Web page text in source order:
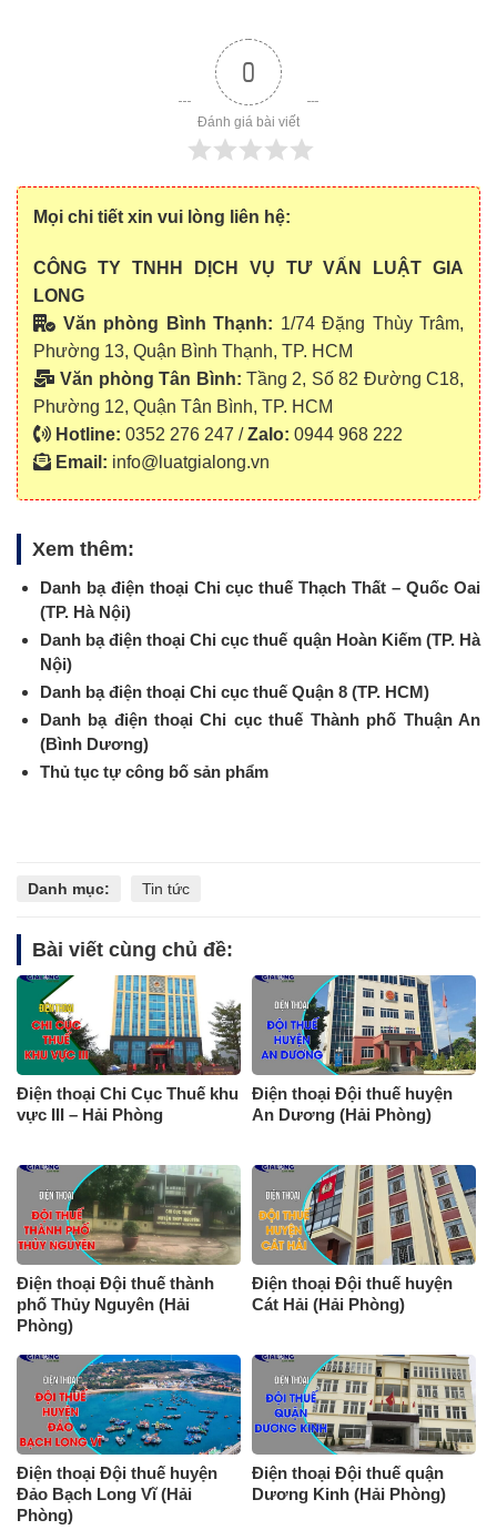
0
Đánh giá bài viết
Mọi chi tiết xin vui lòng liên hệ:
CÔNG TY TNHH DỊCH VỤ TƯ VẤN LUẬT GIA
LONG
Văn phòng Bình Thạnh: 1/74 Đặng Thùy Trâm,
Phường 13, Quận Bình Thạnh, TP. HCM
Văn phòng Tân Bình: Tầng 2, Số 82 Đường C18,
Phường 12, Quận Tân Bình, TP. HCM
Hotline: 0352 276 247 /Zalo: 0944 968 222
Email: info@luatgialong.vn
Xem thêm:
Danh bạ điện thoại Chi cục thuế Thạch Thất – Quốc Oai
(TP. Hà Nội)
Danh bạ điện thoại Chi cục thuế quận Hoàn Kiếm (TP. Hà
Nội)
Danh bạ điện thoại Chi cục thuế Quận 8 (TP. HCM)
Danh bạ điện thoại Chi cục thuế Thành phố Thuận An
(Bình Dương)
Thủ tục tự công bố sản phẩm
Danh mục: Tin tức
Bài viết cùng chủ đề:
Điện thoại Chi Cục Thuế khu
vực III – Hải Phòng
Điện thoại Đội thuế huyện
An Dương (Hải Phòng)
Điện thoại Đội thuế thành
phố Thủy Nguyên (Hải
Phòng)
Điện thoại Đội thuế huyện
Cát Hải (Hải Phòng)
Điện thoại Đội thuế huyện
Đảo Bạch Long Vĩ (Hải
Phòng)
Điện thoại Đội thuế quận
Dương Kinh (Hải Phòng)